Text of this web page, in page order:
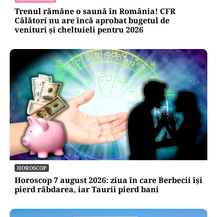
Trenul rămâne o saună în România! CFR
Călători nu are încă aprobat bugetul de
venituri și cheltuieli pentru 2026
HOROSCOP
Horoscop 7 august 2026: ziua în care Berbecii își
pierd răbdarea, iar Taurii pierd bani